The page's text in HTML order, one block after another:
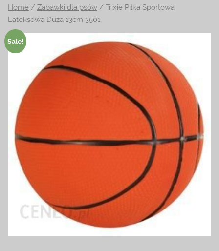
na
temat
terrarystyki
i
Zapraszamy!
Home / Zabawki dla psów / Trixie Piłka Sportowa
Lateksowa Duża 13cm 3501
Sale!